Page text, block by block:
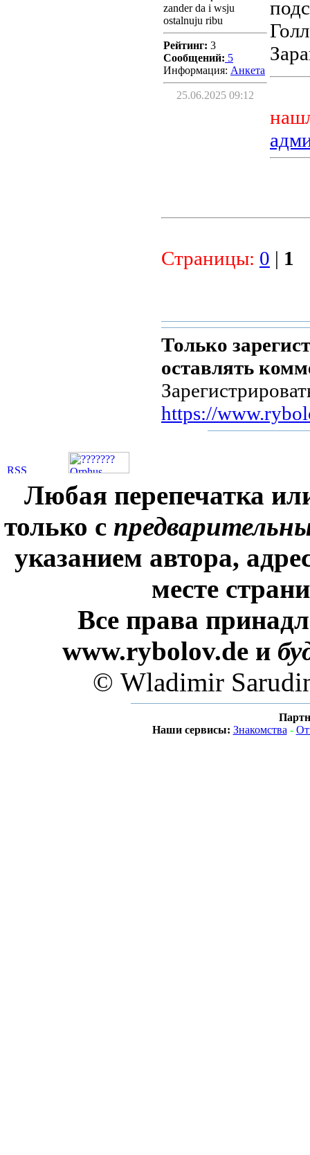
zander da i wsju
ostalnuju ribu
Рейтинг: 3
Сообщений: 5
Информация: Aнкета
25.06.2025 09:12
Страницы: 0 | 1
Только
оставлять
https://
Любая перепечатка
только с
указанием автора,
месте
Все права
www.rybolov.de и
© Wladimir
Наши сервисы: Знакомства -